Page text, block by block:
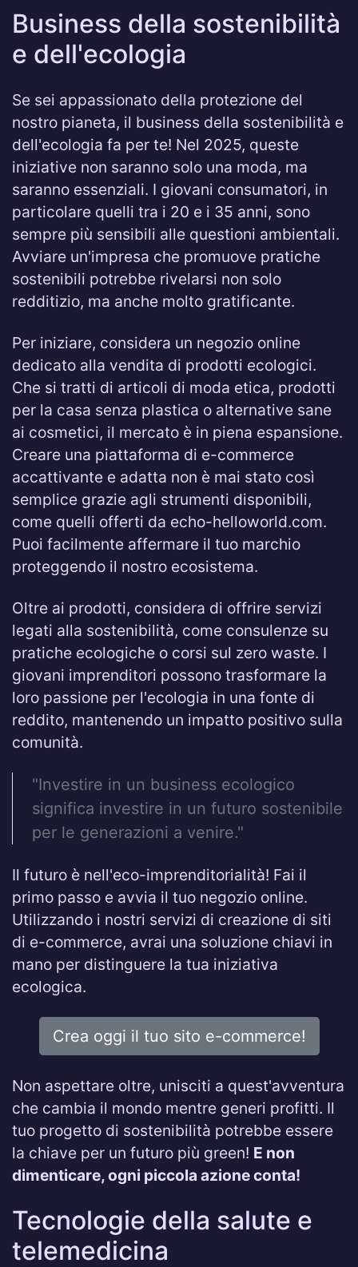
Business della sostenibilità
e dell'ecologia
Se sei appassionato della protezione del
nostro pianeta, il business della sostenibilità e
dell'ecologia fa per te! Nel 2025, queste
iniziative non saranno solo una moda, ma
saranno essenziali. I giovani consumatori, in
particolare quelli tra i 20 e i 35 anni, sono
sempre più sensibili alle questioni ambientali.
Avviare un'impresa che promuove pratiche
sostenibili potrebbe rivelarsi non solo
redditizio, ma anche molto gratificante.
Per iniziare, considera un negozio online
dedicato alla vendita di prodotti ecologici.
Che si tratti di articoli di moda etica, prodotti
per la casa senza plastica o alternative sane
ai cosmetici, il mercato è in piena espansione.
Creare una piattaforma di e-commerce
accattivante e adatta non è mai stato così
semplice grazie agli strumenti disponibili,
come quelli offerti da echo-helloworld.com.
Puoi facilmente affermare il tuo marchio
proteggendo il nostro ecosistema.
Oltre ai prodotti, considera di offrire servizi
legati alla sostenibilità, come consulenze su
pratiche ecologiche o corsi sul zero waste. I
giovani imprenditori possono trasformare la
loro passione per l'ecologia in una fonte di
reddito, mantenendo un impatto positivo sulla
comunità.
"Investire in un business ecologico
significa investire in un futuro sostenibile
per le generazioni a venire."
Il futuro è nell'eco-imprenditorialità! Fai il
primo passo e avvia il tuo negozio online.
Utilizzando i nostri servizi di creazione di siti
di e-commerce, avrai una soluzione chiavi in
mano per distinguere la tua iniziativa
ecologica.
Crea oggi il tuo sito e-commerce!
Non aspettare oltre, unisciti a quest'avventura
che cambia il mondo mentre generi profitti. Il
tuo progetto di sostenibilità potrebbe essere
la chiave per un futuro più green! E non
dimenticare, ogni piccola azione conta!
Tecnologie della salute e
telemedicina